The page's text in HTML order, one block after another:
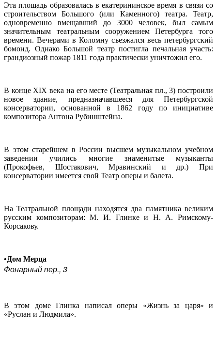
Эта площадь образовалась в екатерининское время в связи со
строительством Большого (или Каменного) театра. Театр,
одновременно вмещавший до 3000 человек, был самым
значительным театральным сооружением Петербурга того
времени. Вечерами в Коломну съезжался весь петербургский
бомонд. Однако Большой театр постигла печальная участь:
грандиозный пожар 1811 года практически уничтожил его.
В конце XIX века на его месте (Teaтральная пл., 3) построили
новое здание, предназначавшееся для Петербургской
консерватории, основанной в 1862 году по инициативе
композитора Антона Рубинштейна.
В этом старейшем в России высшем музыкальном учебном
заведении учились многие знаменитые музыканты
(Прокофьев, Шостакович, Мравинский и др.) При
консерватории имеется свой Театр оперы и балета.
На Театральной площади находятся два памятника великим
русским композиторам: М. И. Глинке и Н. А. Римскому-
Корсакову.
•Дом Мерца
Фонарный пер., 3
В этом доме Глинка написал оперы «Жизнь за царя» и
«Руслан и Людмила».